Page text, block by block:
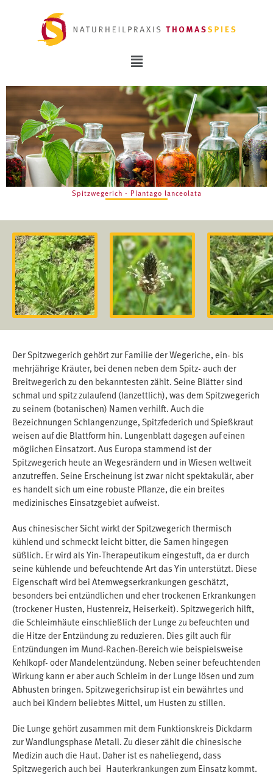
Spitzwegerich - Plantago lanceolata
Der Spitzwegerich gehört zur Familie der Wegeriche, ein- bis
mehrjährige Kräuter, bei denen neben dem Spitz- auch der
Breitwegerich zu den bekanntesten zählt. Seine Blätter sind
schmal und spitz zulaufend (lanzettlich), was dem Spitzwegerich
zu seinem (botanischen) Namen verhilft. Auch die
Bezeichnungen Schlangenzunge, Spitzfederich und Spießkraut
weisen auf die Blattform hin. Lungenblatt dagegen auf einen
möglichen Einsatzort. Aus Europa stammend ist der
Spitzwegerich heute an Wegesrändern und in Wiesen weltweit
anzutreffen. Seine Erscheinung ist zwar nicht spektakulär, aber
es handelt sich um eine robuste Pflanze, die ein breites
medizinisches Einsatzgebiet aufweist.
Aus chinesischer Sicht wirkt der Spitzwegerich thermisch
kühlend und schmeckt leicht bitter, die Samen hingegen
süßlich. Er wird als Yin-Therapeutikum eingestuft, da er durch
seine kühlende und befeuchtende Art das Yin unterstützt. Diese
Eigenschaft wird bei Atemwegserkrankungen geschätzt,
besonders bei entzündlichen und eher trockenen Erkrankungen
(trockener Husten, Hustenreiz, Heiserkeit). Spitzwegerich hilft,
die Schleimhäute einschließlich der Lunge zu befeuchten und
die Hitze der Entzündung zu reduzieren. Dies gilt auch für
Entzündungen im Mund-Rachen-Bereich wie beispielsweise
Kehlkopf- oder Mandelentzündung. Neben seiner befeuchtenden
Wirkung kann er aber auch Schleim in der Lunge lösen und zum
Abhusten bringen. Spitzwegerichsirup ist ein bewährtes und
auch bei Kindern beliebtes Mittel, um Husten zu stillen.
Die Lunge gehört zusammen mit dem Funktionskreis Dickdarm
zur Wandlungsphase Metall. Zu dieser zählt die chinesische
Medizin auch die Haut. Daher ist es naheliegend, dass
Spitzwegerich auch bei Hauterkrankungen zum Einsatz kommt.